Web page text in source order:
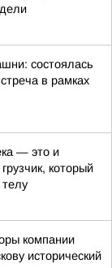
состоялась
в рамках
— это и
который
компании
исторический